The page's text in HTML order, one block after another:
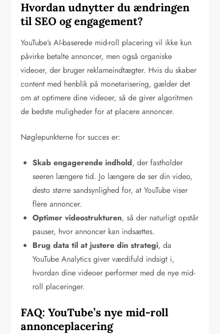
Hvordan udnytter du ændringen
til SEO og engagement?
YouTube’s AI-baserede mid-roll placering vil ikke kun
påvirke betalte annoncer, men også organiske
videoer, der bruger reklameindtægter. Hvis du skaber
content med henblik på monetarisering, gælder det
om at optimere dine videoer, så de giver algoritmen
de bedste muligheder for at placere annoncer.
Nøglepunkterne for succes er:
Skab engagerende indhold, der fastholder
seeren længere tid. Jo længere de ser din video,
desto større sandsynlighed for, at YouTube viser
flere annoncer.
Optimer videostrukturen, så der naturligt opstår
pauser, hvor annoncer kan indsættes.
Brug data til at justere din strategi, da
YouTube Analytics giver værdifuld indsigt i,
hvordan dine videoer performer med de nye mid-
roll placeringer.
FAQ: YouTube’s nye mid-roll
annonceplacering